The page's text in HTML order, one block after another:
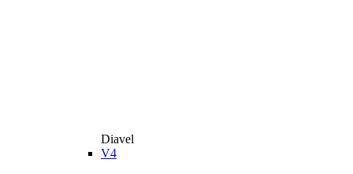
Diavel
V4